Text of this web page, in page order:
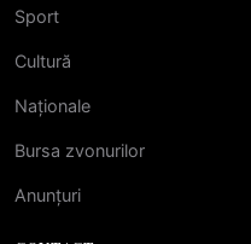
Sport
Cultură
Naționale
Bursa zvonurilor
Anunțuri